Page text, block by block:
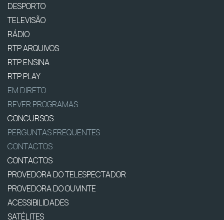
DESPORTO
TELEVISÃO
RÁDIO
RTP ARQUIVOS
RTP ENSINA
RTP PLAY
EM DIRETO
REVER PROGRAMAS
CONCURSOS
PERGUNTAS FREQUENTES
CONTACTOS
CONTACTOS
PROVEDORA DO TELESPECTADOR
PROVEDORA DO OUVINTE
ACESSIBILIDADES
SATÉLITES